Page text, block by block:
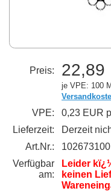
Preis: 22,89
je VPE: 100
VPE:
0,23 EUR
Lieferzeit:
Derzeit
Art.Nr.:
102673100
Verfügbar
am:
Leider
keinen